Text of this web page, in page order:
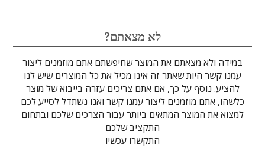
אופטיקה
אופטומכניקה ובקרת תנועה
סיבים אופטיים
מקורות אור
מוליכי אור
לדים
הדמיה ומצלמות
גלאים וחיישנים
מסננים אופטיים
לייזרים ומוצרי בטיחות לייזר
גבישים
ספקטרוסקופיה
אלקטרוניקה
מיגון קרינה
עדשות
מתקנים לרפואה
טרה-הרץ
מוצרי קוורץ
זכוכיות וציפויים
מוצרים אחרים
?לא מצאתם
במידה ולא מצאתם את המוצר שחיפשתם אתם מוזמנים ליצור
עמנו קשר היות שאתר זה אינו מכיל את כל המוצרים שיש לנו
להציע. נוסף על כך, אם אתם צריכים עזרה בייבוא של מוצר
כלשהו, אתם מוזמנים ליצור עמנו קשר ואנו נשתדל לסייע לכם
למצוא את המוצר המתאים ביותר עבור הצרכים שלכם ובתחום
התקציב שלכם
התקשרו עכשיו